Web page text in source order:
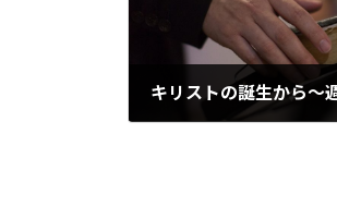
キリストの誕生から～